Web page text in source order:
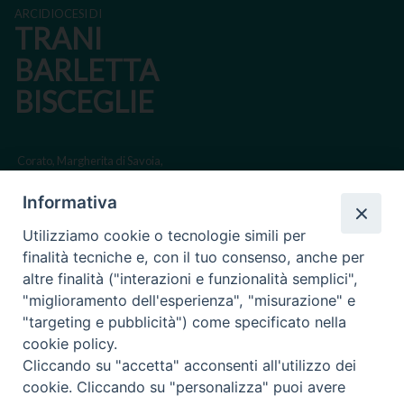
ARCIDIOCESI DI
TRANI
BARLETTA
BISCEGLIE
Corato, Margherita di Savoia,
Regione ecclesiastica Puglia
Via Beltrani, 9
76125 Trani BT
Centralino Tel. 0883 494211
Cancelleria Tel. 0883 494204
Informativa
Utilizziamo cookie o tecnologie simili per
finalità tecniche e, con il tuo consenso, anche per
altre finalità ("interazioni e funzionalità semplici",
"miglioramento dell'esperienza", "misurazione" e
"targeting e pubblicità") come specificato nella
cookie policy.
Cliccando su "accetta" acconsenti all'utilizzo dei
cookie. Cliccando su "personalizza" puoi avere